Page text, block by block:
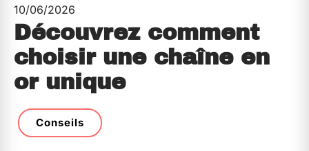
10/06/2026
Découvrez comment
choisir une chaîne en
or unique
Conseils